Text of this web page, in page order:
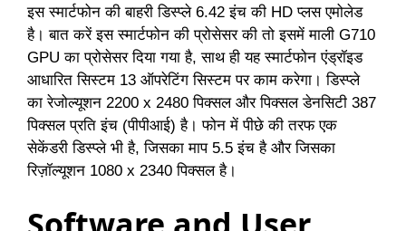
इस स्मार्टफोन की बाहरी डिस्प्ले 6.42 इंच की HD प्लस एमोलेड
है। बात करें इस स्मार्टफोन की प्रोसेसर की तो इसमें माली G710
GPU का प्रोसेसर दिया गया है, साथ ही यह स्मार्टफोन एंड्रॉइड
आधारित सिस्टम 13 ऑपरेटिंग सिस्टम पर काम करेगा। डिस्प्ले
का रेजोल्यूशन 2200 x 2480 पिक्सल और पिक्सल डेनसिटी 387
पिक्सल प्रति इंच (पीपीआई) है। फोन में पीछे की तरफ एक
सेकेंडरी डिस्प्ले भी है, जिसका माप 5.5 इंच है और जिसका
रिज़ॉल्यूशन 1080 x 2340 पिक्सल है।